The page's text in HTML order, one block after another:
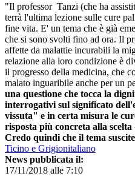
"Il professor Tanzi (che ha
terrà l'ultima lezione sulle cure
fine vita. E' un tema che è già
che si sono svolti fino ad ora. Il
affette da malattie incurabili la
relazione alla loro condizione è
il progresso della medicina, che
malato inguaribile anche per un
una questione che tocca la
interrogativi sul significato
vissuta" e in certa misura le
risposta più concreta alla
Credo quindi che il tema
Ticino e Grigionitaliano
News pubblicata il:
17/11/2018 alle 7:10